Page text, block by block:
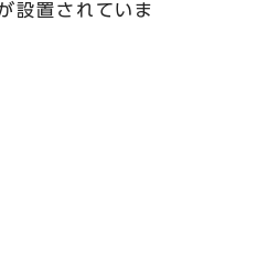
設置されていま